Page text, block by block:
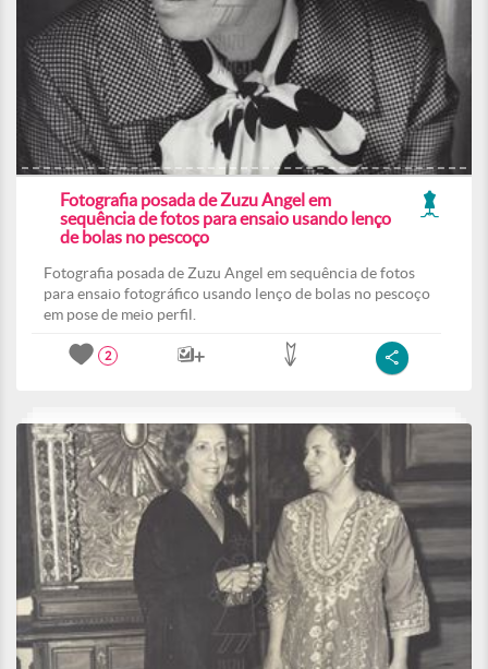
Fotografia posada de Zuzu Angel em
sequência de fotos para ensaio usando lenço
de bolas no pescoço
Fotografia posada de Zuzu Angel em sequência de fotos
para ensaio fotográfico usando lenço de bolas no pescoço
em pose de meio perfil.
2